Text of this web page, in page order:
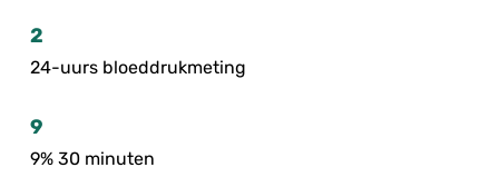
2
24-uurs bloeddrukmeting
9
9% 30 minuten